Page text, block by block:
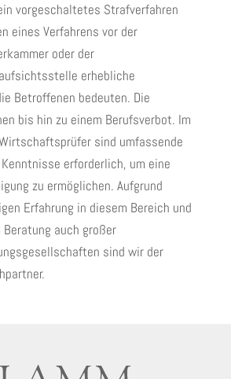
vorgeschaltetes Strafverfahren
eines Verfahrens vor der
oder der
erhebliche
Betroffenen bedeuten. Die
bis hin zu einem Berufsverbot. Im
sind umfassende
erforderlich, um eine
zu ermöglichen. Aufgrund
Erfahrung in diesem Bereich und
auch großer
sind wir der